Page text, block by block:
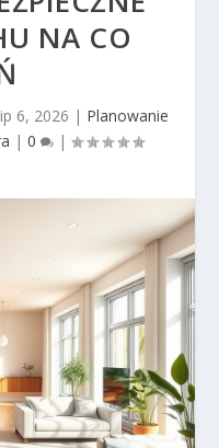
NA CO
6, 2026 | Planowanie
| 0 |